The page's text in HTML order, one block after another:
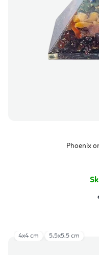
Phoenix
4x4 cm 5,5x5,5 cm